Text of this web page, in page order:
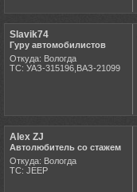
Slavik74
Гуру автомобилистов
Откуда: Вологда
ТС: УАЗ-315196,ВАЗ-21099
Alex ZJ
Автолюбитель со стажем
Откуда: Вологда
ТС: JEEP